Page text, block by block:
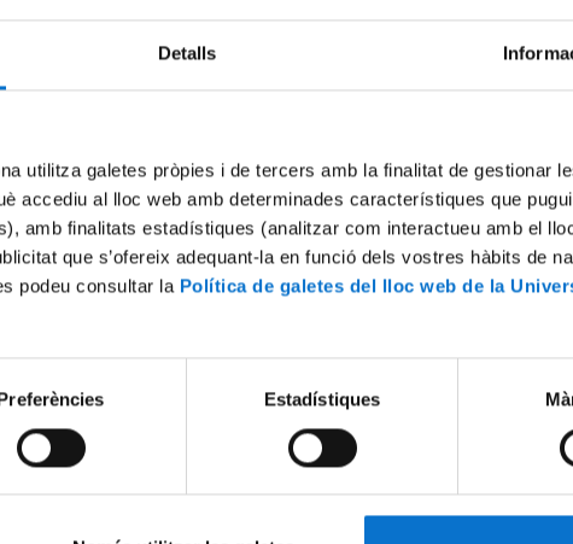
Detalls
utilitza galetes pròpies i de tercers amb la finalitat de gestionar
accediu al lloc web amb determinades característiques que
amb finalitats estadístiques (analitzar com interactueu amb el
que s’ofereix adequant-la en funció dels vostres hàbits de
podeu consultar la Política de galetes del lloc web de la
Estadístiques
Try again